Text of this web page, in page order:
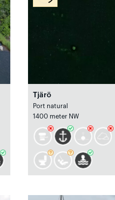
Tjärö
Port natural
1400 meter NW